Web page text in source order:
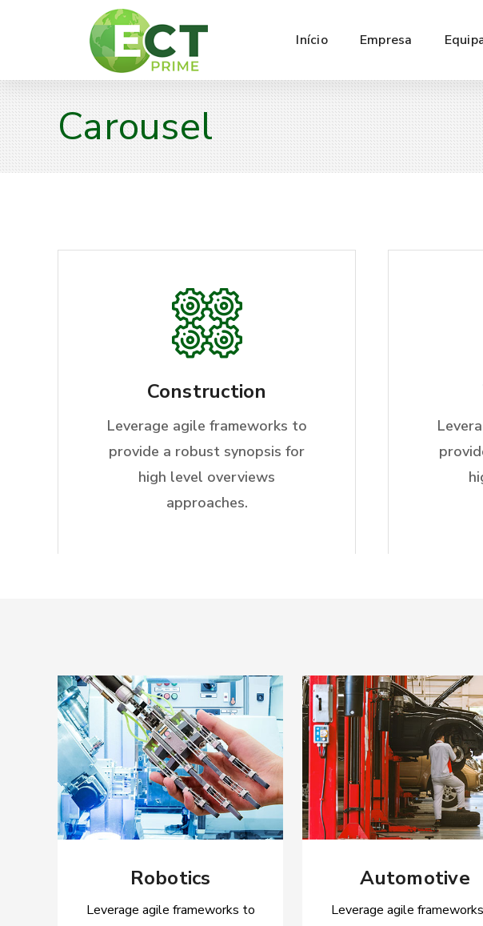
Início Empresa
Carousel
Construction
Leverage agile frameworks to
provide a robust synopsis for
high level overviews
approaches.
Robotics
Leverage agile frameworks to
Automotive
Leverage agile